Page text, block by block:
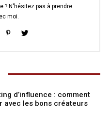
? N'hésitez pas à prendre
moi.
d’influence : comment
avec les bons créateurs